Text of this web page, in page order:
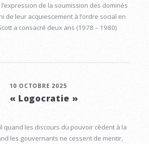
de la soumission des dominés
de leur acquiescement à l’ordre social en
a consacré deux ans (1978 – 1980)
10 OCTOBRE 2025
« Logocratie »
quand les discours du pouvoir cèdent à la
les gouvernants ne cessent de mentir,